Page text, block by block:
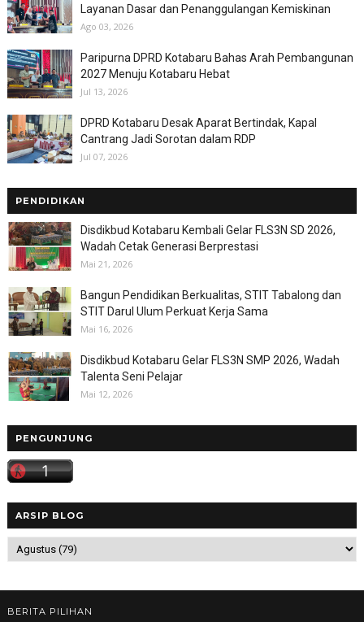
Layanan Dasar dan Penanggulangan Kemiskinan
Ago 03, 2026
Paripurna DPRD Kotabaru Bahas Arah Pembangunan
2027 Menuju Kotabaru Hebat
Jul 13, 2026
DPRD Kotabaru Desak Aparat Bertindak, Kapal
Cantrang Jadi Sorotan dalam RDP
Jul 07, 2026
PENDIDIKAN
Disdikbud Kotabaru Kembali Gelar FLS3N SD 2026,
Wadah Cetak Generasi Berprestasi
Mai 21, 2026
Bangun Pendidikan Berkualitas, STIT Tabalong dan
STIT Darul Ulum Perkuat Kerja Sama
Mai 16, 2026
Disdikbud Kotabaru Gelar FLS3N SMP 2026, Wadah
Talenta Seni Pelajar
Mai 12, 2026
PENGUNJUNG
ARSIP BLOG
BERITA PILIHAN